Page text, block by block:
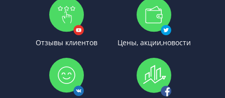
Отзывы клиентов Цены, акции,новости